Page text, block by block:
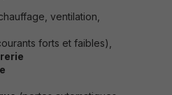
ventilation,
forts et faibles),